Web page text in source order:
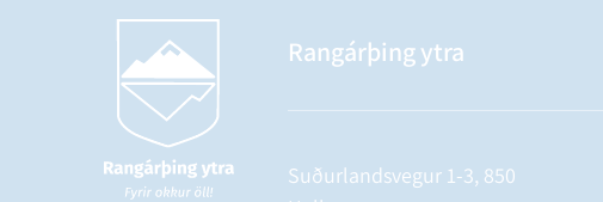
Rangárþing ytra
Suðurlandsvegur 1-3, 850